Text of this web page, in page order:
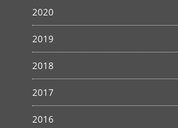
2020
2019
2018
2017
2016